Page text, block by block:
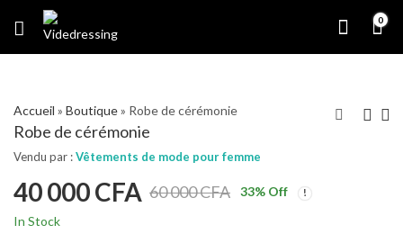
0
Accueil » Boutique» Robe de cérémonie
Robe de cérémonie
Vendu par :Vêtements de mode pour femme
60 000CFA
40 000CFA 33% Off
In Stock